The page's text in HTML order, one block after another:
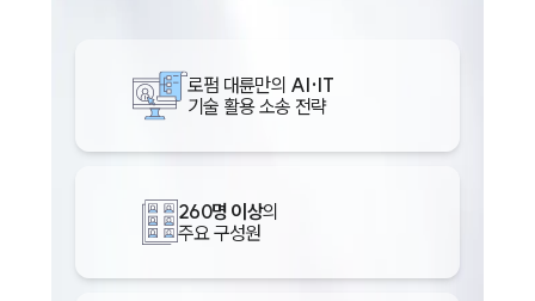
로펌 대륜만의 AI·IT
기술 활용 소송 전략
260명 이상의
주요 구성원